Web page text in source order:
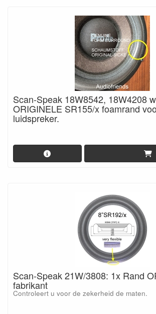
Scan-Speak 18W8542, 18W4208
ORIGINELE SR155/x foamrand
luidspreker.
Scan-Speak 21W/3808: 1x Rand
fabrikant
Controleert u voor de zekerheid de maten.